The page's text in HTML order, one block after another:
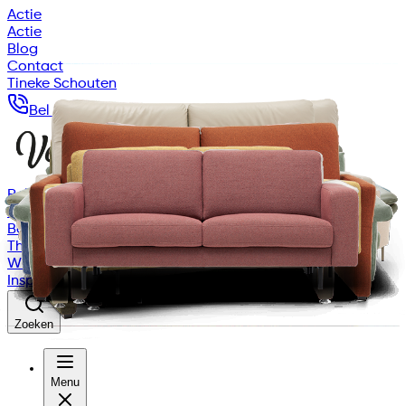
Actie
Actie
Blog
Contact
Tineke Schouten
Bel gratis 0499 729 366
Relaxstoelen
Sta-op-stoelen
Banken
Thuisadvies
Winkels
Inspiratie
Zoeken
Menu